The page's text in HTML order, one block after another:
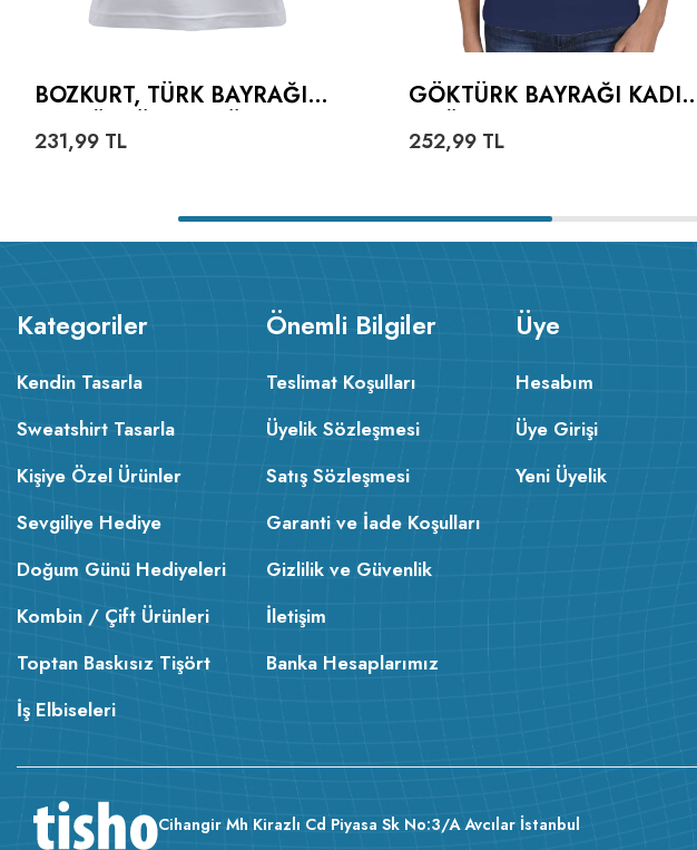
BOZKURT, TÜRK BAYRAĞI
YAZILI KADIN TIŞÖRT
231,99 TL
GÖKTÜRK BAYRAĞI
252,99 TL
Kategoriler
Kendin Tasarla
Sweatshirt Tasarla
Kişiye Özel Ürünler
Sevgiliye Hediye
Doğum Günü Hediyeleri
Kombin / Çift Ürünleri
Toptan Baskısız Tişört
İş Elbiseleri
Önemli Bilgiler
Teslimat Koşulları
Üyelik Sözleşmesi
Satış Sözleşmesi
Garanti ve İade Koşulları
Gizlilik ve Güvenlik
İletişim
Banka Hesaplarımız
Üye
Hesabım
Üye Girişi
Yeni Üyelik
Cihangir Mh Kirazlı Cd Piyasa Sk No:3/A Avcılar İstanbul